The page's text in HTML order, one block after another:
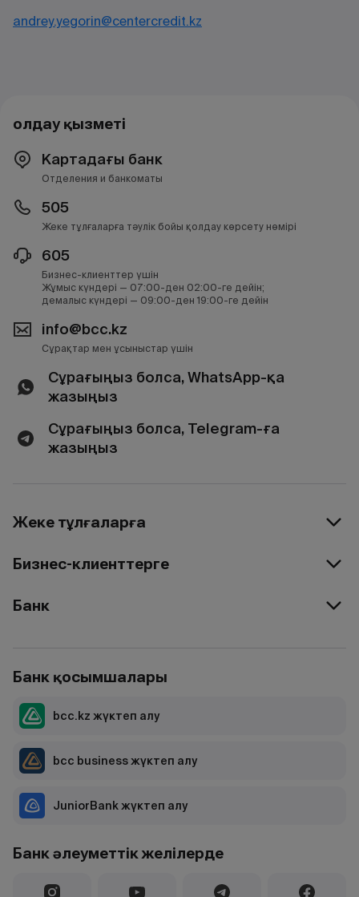
andrey.yegorin@centercredit.kz
Қолдау қызметі
Картадағы банк
Отделения и банкоматы
505
Жеке тұлғаларға тәулік бойы қолдау көрсету нөмірі
605
Бизнес-клиенттер үшін
Жұмыс күндері — 07:00-ден 02:00-ге дейін;
демалыс күндері — 09:00-ден 19:00-ге дейін
info@bcc.kz
Сұрақтар мен ұсыныстар үшін
Сұрағыңыз болса, WhatsApp-қа
жазыңыз
Сұрағыңыз болса, Telegram-ға
жазыңыз
Жеке тұлғаларға
Бизнес-клиенттерге
Банк
Банк әлеуметтік желілерде
Банк қосымшалары
bcc.kz жүктеп алу
bcc business жүктеп алу
JuniorBank жүктеп алу